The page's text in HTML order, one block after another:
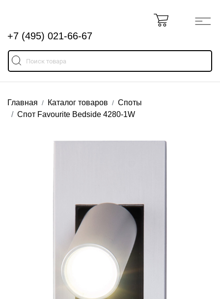
+7 (495) 021-66-67
Главная Каталог товаров
Споты
Спот Favourite Bedside 4280-1W